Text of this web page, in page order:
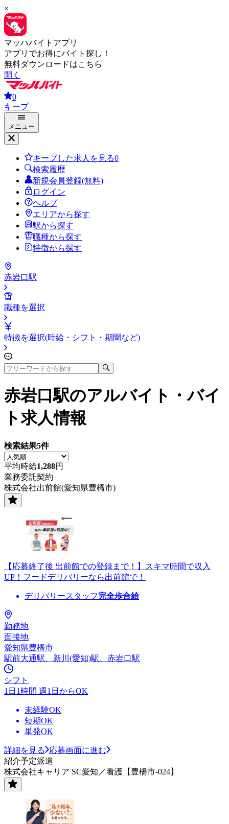
×
マッハバイトアプリ
アプリでお得にバイト探し！
無料ダウンロードはこちら
開く
0
キープ
メニュー
キープした求人を見る0
検索履歴
新規会員登録(無料)
ログイン
ヘルプ
エリアから探す
駅から探す
職種から探す
特徴から探す
赤岩口駅
職種を選択
特徴を選択(時給・シフト・期間など)
赤岩口駅のアルバイト・バイ
ト求人情報
検索結果5件
平均時給1,288円
業務委託契約
株式会社出前館(愛知県豊橋市)
【応募終了後 出前館での登録まで！】スキマ時間で収入
UP！フードデリバリーなら出前館で！
デリバリースタッフ完全歩合給
勤務地
面接地
愛知県豊橋市
駅前大通駅、新川(愛知)駅、赤岩口駅
シフト
1日1時間 週1日からOK
未経験OK
短期OK
単発OK
詳細を見る
応募画面に進む
紹介予定派遣
株式会社キャリア SC愛知／看護【豊橋市-024】